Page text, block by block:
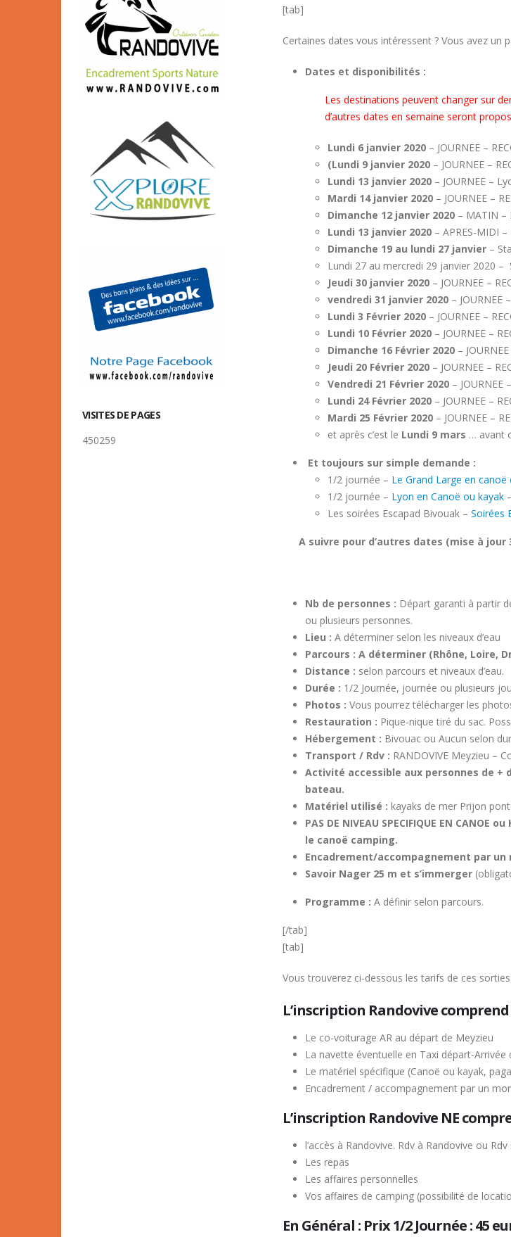
[tab]
Certaines dates vous intéressent ? Vous avez un
Dates et disponibilités :
Les destinations peuvent changer sur
d’autres dates en semaine seront
Lundi 6 janvier 2020 – JOURNEE –
(Lundi 9 janvier 2020 – JOURNEE –
Lundi 13 janvier 2020 – JOURNEE –
Mardi 14 janvier 2020 – JOURNEE –
Dimanche 12 janvier 2020 – MATIN –
Lundi 13 janvier 2020 – APRES-MIDI
Dimanche 19 au lundi 27 janvier –
Lundi 27 au mercredi 29 janvier 2020 –
Jeudi 30 janvier 2020 – JOURNEE –
vendredi 31 janvier 2020 – JOURNEE
Lundi 3 Février 2020 – JOURNEE –
Lundi 10 Février 2020 – JOURNEE –
Dimanche 16 Février 2020 –
Jeudi 20 Février 2020 – JOURNEE –
Vendredi 21 Février 2020 – JOURNEE
Lundi 24 Février 2020 – JOURNEE –
Mardi 25 Février 2020 – JOURNEE –
et après c’est le Lundi 9 mars … avant
Et toujours sur simple demande :
1/2 journée – Le Grand Large en canoë
1/2 journée – Lyon en Canoë ou kayak
Les soirées Escapad Bivouak – Soirées
A suivre pour d’autres dates (mise à
Nb de personnes : Départ garanti à partir
ou plusieurs personnes.
Lieu : A déterminer selon les niveaux d’eau
Parcours : A déterminer (Rhône, Loire, D
Distance : selon parcours et niveaux d’eau.
Durée : 1/2 Journée, journée ou plusieurs
Photos : Vous pourrez télécharger les
Restauration : Pique-nique tiré du sac.
Hébergement : Bivouac ou Aucun selon
Transport / Rdv : RANDOVIVE Meyzieu –
Activité accessible aux personnes de +
bateau.
Matériel utilisé : kayaks de mer Prijon
PAS DE NIVEAU SPECIFIQUE EN
le canoë camping.
Encadrement/accompagnement par un
Savoir Nager 25 m et s’immerger
Programme : A définir selon parcours.
[/tab]
[tab]
Vous trouverez ci-dessous les tarifs de ces sorties
L’inscription Randovive comprend
Le co-voiturage AR au départ de Meyzieu
La navette éventuelle en Taxi départ-Arrivée
Le matériel spécifique (Canoë ou kayak,
Encadrement / accompagnement par un
L’inscription Randovive NE
l’accès à Randovive. Rdv à Randovive ou
Les repas
Les affaires personnelles
Vos affaires de camping (possibilité de
En Général : Prix 1/2 Journée : 45
VISITES DE PAGES
450259